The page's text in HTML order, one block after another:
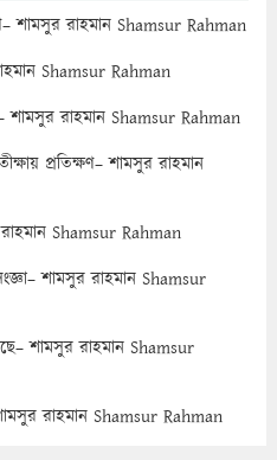
শামসুর রাহমান Shamsur Rahman
Shamsur Rahman
শামসুর রাহমান Shamsur Rahman
প্রতিক্ষণ– শামসুর রাহমান
Shamsur Rahman
শামসুর রাহমান Shamsur
শামসুর রাহমান Shamsur
রাহমান Shamsur Rahman